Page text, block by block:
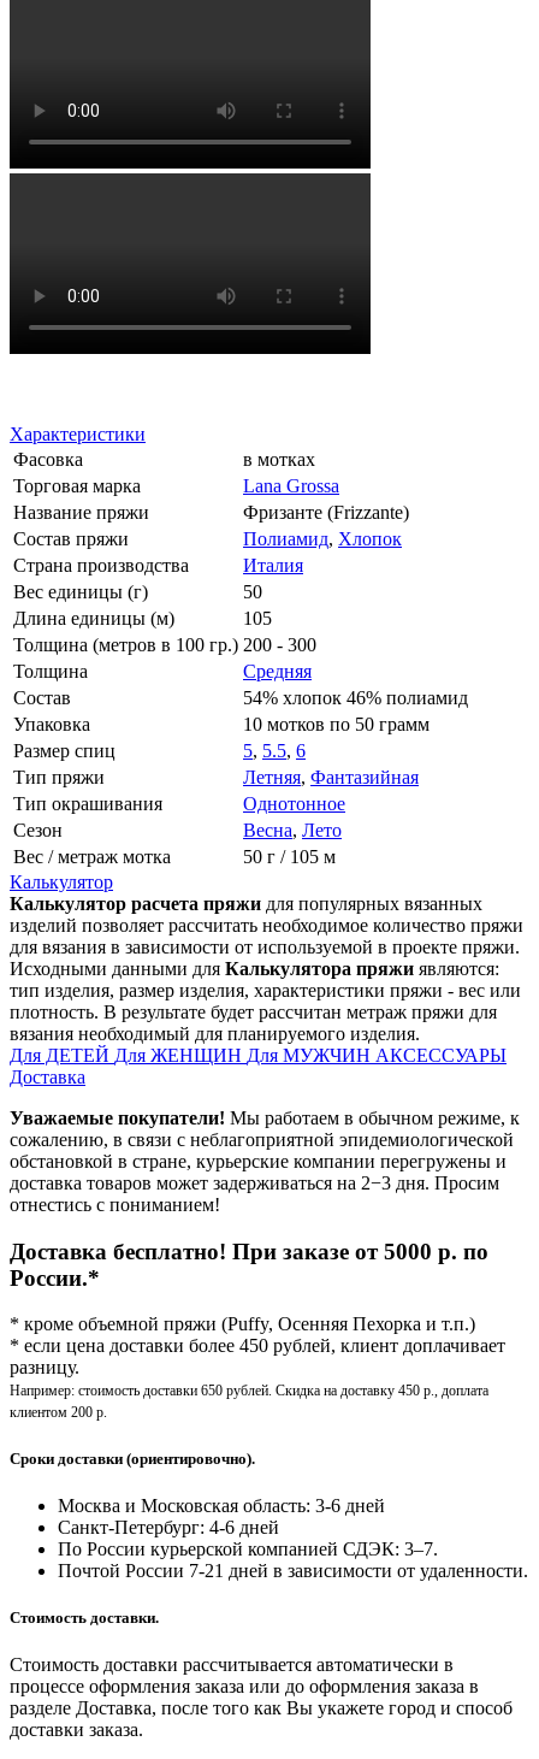
Характеристики
Фасовка
в мотках
Торговая марка
Lana Grossa
Название пряжи
Фризанте (Frizzante)
Состав пряжи
Полиамид, Хлопок
Страна производства
Италия
Вес единицы (г)
50
Длина единицы (м)
105
Толщина (метров в 100 гр.) 200 - 300
Толщина
Средняя
Состав
54% хлопок 46% полиамид
Упаковка
10 мотков по 50 грамм
Размер спиц
5, 5.5, 6
Тип пряжи
Летняя, Фантазийная
Тип окрашивания
Однотонное
Сезон
Весна, Лето
Вес / метраж мотка
50 г / 105 м
Калькулятор
Калькулятор расчета пряжи для популярных вязанных
изделий позволяет рассчитать необходимое количество пряжи
для вязания в зависимости от используемой в проекте пряжи.
Исходными данными для Калькулятора пряжи являются:
тип изделия, размер изделия, характеристики пряжи - вес или
плотность. В результате будет рассчитан метраж пряжи для
вязания необходимый для планируемого изделия.
Для ДЕТЕЙ Для ЖЕНЩИН Для МУЖЧИН АКСЕССУАРЫ
Доставка
Уважаемые покупатели! Мы работаем в обычном режиме, к
сожалению, в связи с неблагоприятной эпидемиологической
обстановкой в стране, курьерские компании перегружены и
доставка товаров может задерживаться на 2−3 дня. Просим
отнестись с пониманием!
Доставка бесплатно! При заказе от 5000 р. по
России.*
* кроме объемной пряжи (Puffy, Осенняя Пехорка и т.п.)
* если цена доставки более 450 рублей, клиент доплачивает
разницу.
Например: стоимость доставки 650 рублей. Скидка на доставку 450 р., доплата
клиентом 200 р.
Сроки доставки (ориентировочно).
Москва и Московская область: 3-6 дней
Санкт-Петербург: 4-6 дней
По России курьерской компанией СДЭК: 3–7.
Почтой России 7-21 дней в зависимости от удаленности.
Стоимость доставки.
Стоимость доставки рассчитывается автоматически в
процессе оформления заказа или до оформления заказа в
разделе Доставка, после того как Вы укажете город и способ
доставки заказа.